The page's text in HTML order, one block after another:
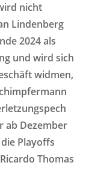
nicht
Lindenberg
2024 als
und wird sich
widmen,
ab Dezember
Playoffs
Thomas